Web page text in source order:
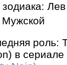
зодиака: Лев
роль:
в сериале